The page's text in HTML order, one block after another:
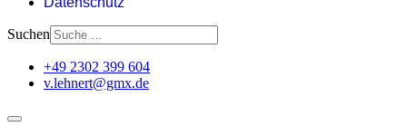
Suchen
+49 2302 399 604
v.lehnert@gmx.de